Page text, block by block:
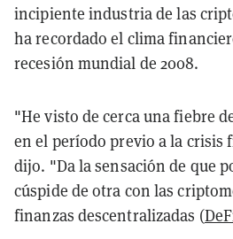
incipiente industria de las
ha recordado el clima
recesión mundial de 2008.
"He visto de cerca una fiebre
en el período previo a la crisis
dijo. "Da la sensación de que
cúspide de otra con las
finanzas descentralizadas (